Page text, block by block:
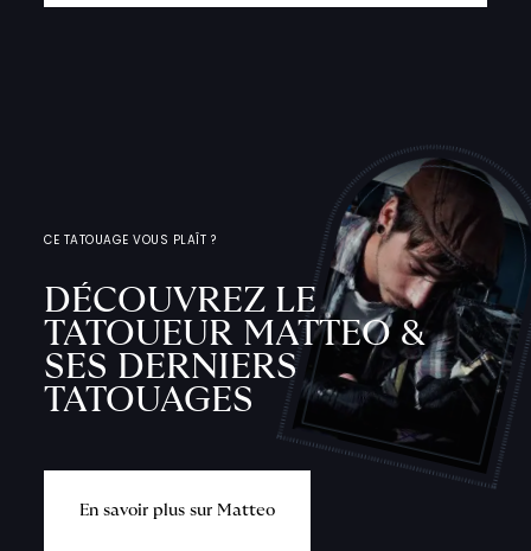
L'ATELI
TAT OU E U
HES PRATIQ U
CE TATOUAGE VOUS PLAÎT ?
DÉCOUVREZ LE
TATOUEUR MATTEO &
SES DERNIERS
TATOUAGES
En savoir plus sur Matteo